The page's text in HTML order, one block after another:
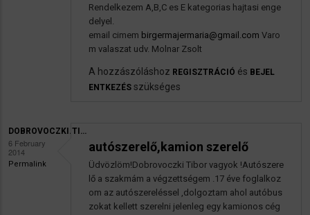
Rendelkezem A,B,C es E kategorias hajtasi enge
delyel.
email cimem birgermajermaria@gmail.com Varo
m valaszat udv. Molnar Zsolt
A hozzászóláshoz REGISZTRÁCIÓ és BEJEL
ENTKEZÉS szükséges
DOBROVOCZKI.TI…
6 February
2014
Permalink
autószerelő,kamion szerelő
Üdvözlöm!Dobrovoczki Tibor vagyok !Autószere
lő a szakmám a végzettségem .17 éve foglalkoz
om az autószereléssel ,dolgoztam ahol autóbus
zokat kellett szerelni jelenleg egy kamionos cég